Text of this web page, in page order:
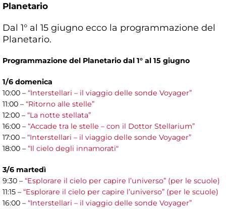
Planetario
Dal 1° al 15 giugno ecco la programmazione del
Planetario.
Programmazione del Planetario dal 1° al 15 giugno
1/6 domenica
10:00 – “Interstellari – il viaggio delle sonde Voyager”
11:00 – “Ritorno alle stelle”
12:00 – “La notte stellata”
16:00 – “Accade tra le stelle – con il Dottor Stellarium”
17:00 – “Interstellari – il viaggio delle sonde Voyager”
18:00 – “Il cielo degli innamorati"
3/6 martedì
9:30 – “Esplorare il cielo per capire l’universo” (per le scuole)
11:15 – “Esplorare il cielo per capire l’universo” (per le scuole)
16:00 – “Interstellari – il viaggio delle sonde Voyager”